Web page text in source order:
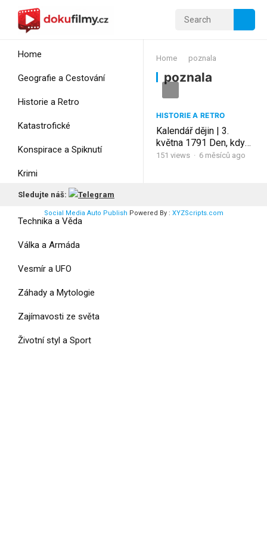
Home
Geografie a Cestování
Historie a Retro
Katastrofické
Konspirace a Spiknutí
Krimi
Myšlení
Technika a Věda
Válka a Armáda
Vesmír a UFO
Záhady a Mytologie
Zajímavosti ze světa
Životní styl a Sport
Home poznala
poznala
HISTORIE A RETRO
Kalendář dějin | 3.
května 1791 Den, kdy
Evropa poznala
151 views · 6 měsíců ago
Sledujte náš:
Social Media Auto Publish Powered By : XYZScripts.com